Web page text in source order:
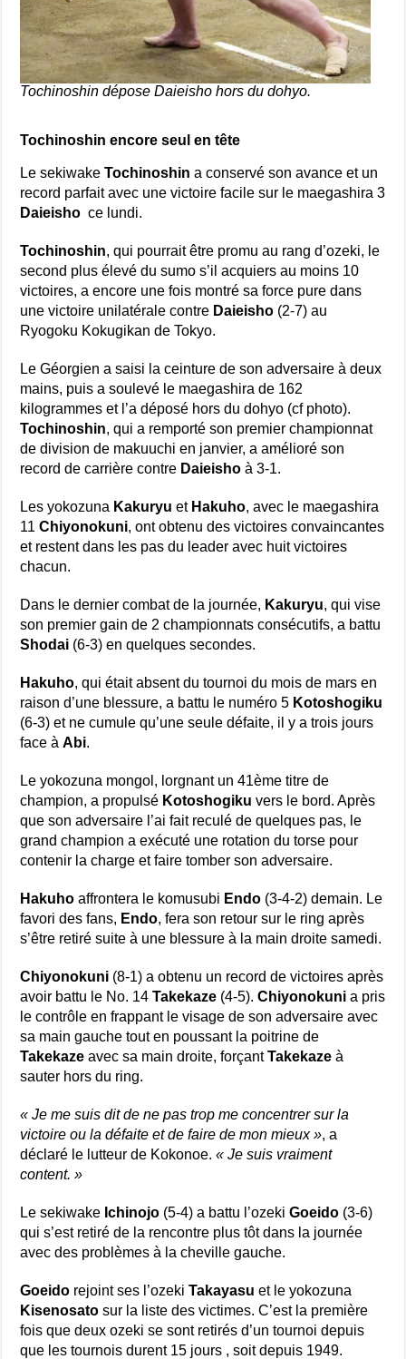
Tochinoshin dépose Daieisho hors du dohyo.
Tochinoshin encore seul en tête
Le sekiwakeTochinoshin a conservé son avance et un
record parfait avec une victoire facile sur le maegashira 3
Daieisho ce lundi.
Tochinoshin, qui pourrait être promu au rang d’ozeki, le
second plus élevé du sumo s’il acquiers au moins 10
victoires, a encore une fois montré sa force pure dans
une victoire unilatérale contre Daieisho (2-7) au
Ryogoku Kokugikan de Tokyo.
Le Géorgien a saisi la ceinture de son adversaire à deux
mains, puis a soulevé le maegashira de 162
kilogrammes et l’a déposé hors du dohyo (cf photo).
Tochinoshin, qui a remporté son premier championnat
de division de makuuchi en janvier, a amélioré son
record de carrière contre Daieisho à 3-1.
Les yokozuna Kakuryu et Hakuho, avec le maegashira
11Chiyonokuni, ont obtenu des victoires convaincantes
et restent dans les pas du leader avec huit victoires
chacun.
Dans le dernier combat de la journée, Kakuryu, qui vise
son premier gain de 2 championnats consécutifs, a battu
Shodai (6-3) en quelques secondes.
Hakuho, qui était absent du tournoi du mois de mars en
raison d’une blessure, a battu le numéro 5 Kotoshogiku
(6-3) et ne cumule qu’une seule défaite, il y a trois jours
face àAbi.
Le yokozuna mongol, lorgnant un 41ème titre de
champion, a propulsé Kotoshogiku vers le bord.Après
que son adversaire l’ai fait reculé de quelques pas, le
grand champion a exécuté une rotation du torse pour
contenir la charge et faire tomber son adversaire.
Hakuho affrontera le komusubi Endo (3-4-2) demain. Le
favori des fans, Endo, fera son retour sur le ring après
s’être retiré suite à une blessure à la main droite samedi.
Chiyonokuni (8-1) a obtenu un record de victoires après
avoir battu le No. 14Takekaze (4-5).Chiyonokuni a pris
le contrôle en frappant le visage de son adversaire avec
sa main gauche tout en poussant la poitrine de
Takekaze avec sa main droite, forçantTakekaze à
sauter hors du ring.
« Je me suis dit de ne pas trop me concentrer sur la
victoire ou la défaite et de faire de mon mieux », a
déclaré le lutteur de Kokonoe.« Je suis vraiment
content. »
Le sekiwake Ichinojo (5-4) a battu l’ozekiGoeido (3-6)
qui s’est retiré de la rencontre plus tôt dans la journée
avec des problèmes à la cheville gauche.
Goeido rejoint ses l’ozekiTakayasu et le yokozuna
Kisenosato sur la liste des victimes.C’est la première
fois que deux ozeki se sont retirés d’un tournoi depuis
que les tournois durent 15 jours , soit depuis 1949.